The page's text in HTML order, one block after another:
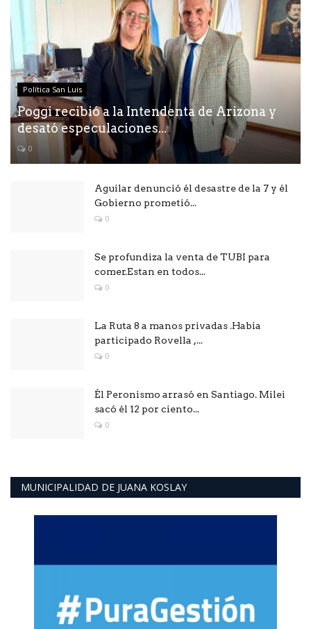
Política San Luis
Poggi recibió a la Intendenta de Arizona y
desató especulaciones...
0
Aguilar denunció él desastre de la 7 y él
Gobierno prometió...
0
Se profundiza la venta de TUBI para
comer.Estan en todos...
0
La Ruta 8 a manos privadas .Habia
participado Rovella ,...
0
Él Peronismo arrasó en Santiago. Milei
sacó él 12 por ciento...
0
MUNICIPALIDAD DE JUANA KOSLAY